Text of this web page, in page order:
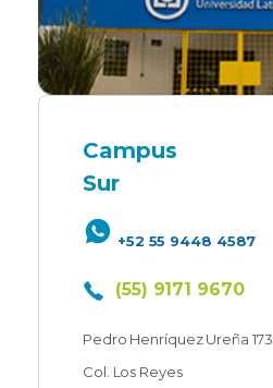
Campus
Sur
+52 55 9448 4587
(55) 9171 9670
Pedro Henríquez Ureña 173
Col. Los Reyes